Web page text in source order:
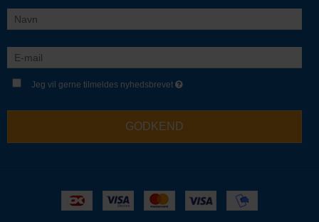
Jeg vil gerne tilmeldes nyhedsbrevet
GODKEND